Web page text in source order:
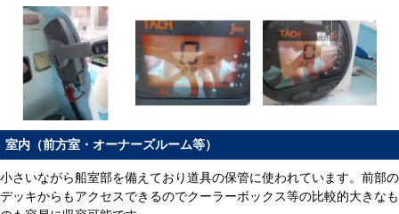
室内（前方室・オーナーズルーム等）
小さいながら船室部を備えており道具の保管に使われています。前部の
デッキからもアクセスできるのでクーラーボックス等の比較的大きなも